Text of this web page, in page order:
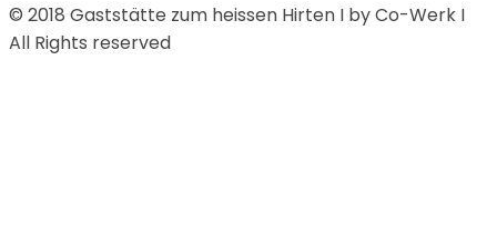
© 2018 Gaststätte zum heissen Hirten I by Co-Werk I
All Rights reserved